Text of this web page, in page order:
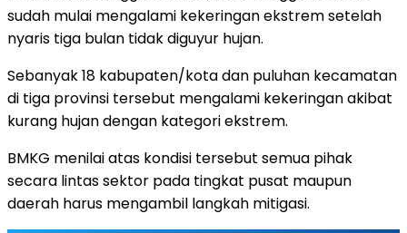
sudah mulai mengalami kekeringan ekstrem setelah
nyaris tiga bulan tidak diguyur hujan.
Sebanyak 18 kabupaten/kota dan puluhan kecamatan
di tiga provinsi tersebut mengalami kekeringan akibat
kurang hujan dengan kategori ekstrem.
BMKG menilai atas kondisi tersebut semua pihak
secara lintas sektor pada tingkat pusat maupun
daerah harus mengambil langkah mitigasi.